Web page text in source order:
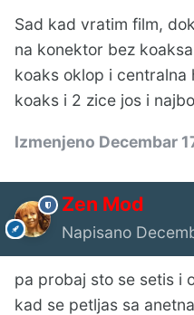
Sad kad vratim film,
na konektor bez
koaks oklop i centralna
koaks i 2 zice jos i
Izmenjeno Decembar
Zen Mod
Napisano
pa probaj sto se setis i
kad se petljas sa